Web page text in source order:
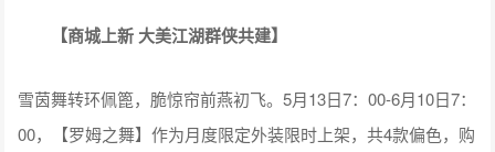
【商城上新 大美江湖群侠共建】
雪茵舞转环佩篦，脆惊帘前燕初飞。5月13日7：00-6月10日7：
00，【罗姆之舞】作为月度限定外装限时上架，共4款偏色，购